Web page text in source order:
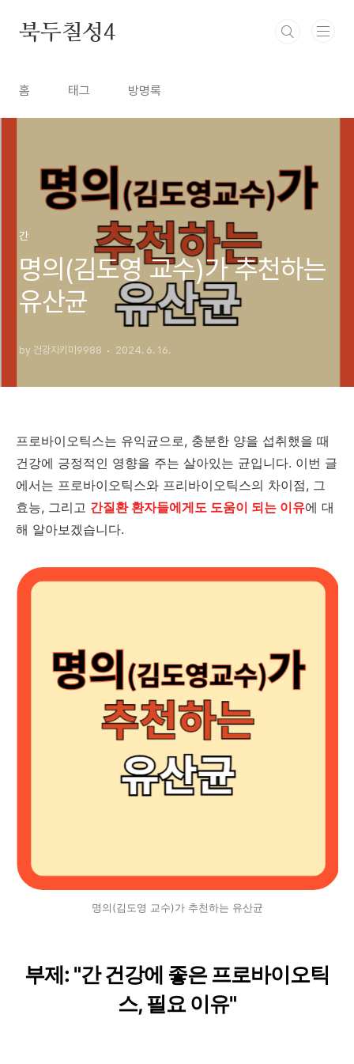
북두칠성4
홈 태그 방명록
간
명의(김도영 교수)가 추천하는
유산균
by 건강지키미9988 2024. 6. 16.
프로바이오틱스는 유익균으로, 충분한 양을 섭취했을 때
건강에 긍정적인 영향을 주는 살아있는 균입니다. 이번 글
에서는 프로바이오틱스와 프리바이오틱스의 차이점, 그
효능, 그리고 간질환 환자들에게도 도움이 되는 이유에 대
해 알아보겠습니다.
명의(김도영 교수)가 추천하는 유산균
부제: "간 건강에 좋은 프로바이오틱
스, 필요 이유"